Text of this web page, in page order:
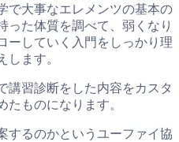
で大事なエレメンツの基本の
った体質を調べて、弱くなり
ーしていく入門をしっかり理
します。
講習診断をした内容をカスタ
たものになります。
するのかというユーファイ協